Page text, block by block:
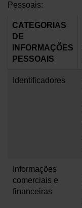
Pessoais:
CATEGORIAS
DE
INFORMAÇÕES
PESSOAIS
Identificadores
Informações
comerciais e
financeiras